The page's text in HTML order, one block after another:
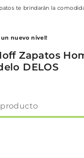
te brindarán la
un nuevo nivel!
Zapatos
DELOS